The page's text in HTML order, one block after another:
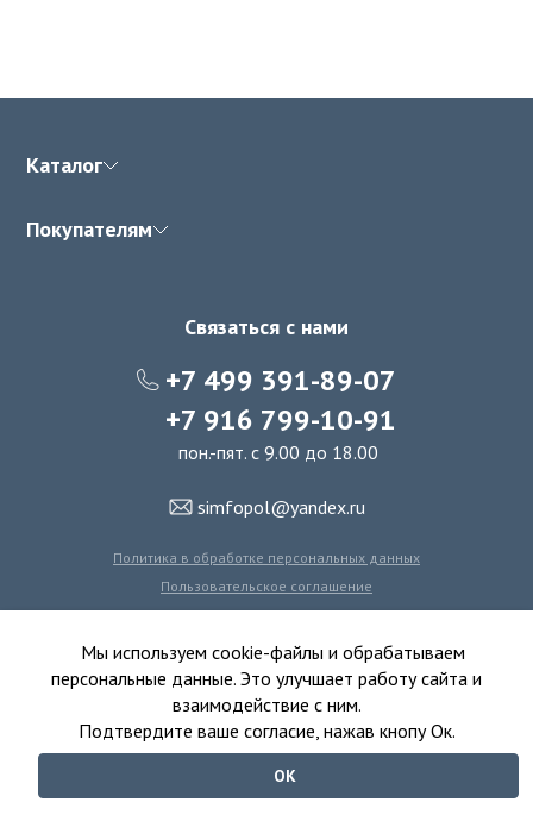
Каталог
Покупателям
Связаться с нами
+7 499 391-89-07
+7 916 799-10-91
пон.-пят. с 9.00 до 18.00
simfopol@yandex.ru
Политика в обработке персональных данных
Пользовательское соглашение
Политика использования файлов cookie
© 2016-2026 Симфония Пола - интернет-магазин
ковролина, линолеума, виниловых полов и ковровой плитки.
Мы используем cookie-файлы и обрабатываем
персональные данные. Это улучшает работу сайта и
взаимодействие с ним.
Подтвердите ваше согласие, нажав кнопу Ок.
ОК